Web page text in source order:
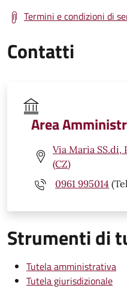
Termini e condizioni di
Contatti
Area
Via Maria
(CZ)
0961 995014
Strumenti di
Tutela amministrativa
Tutela giurisdizionale